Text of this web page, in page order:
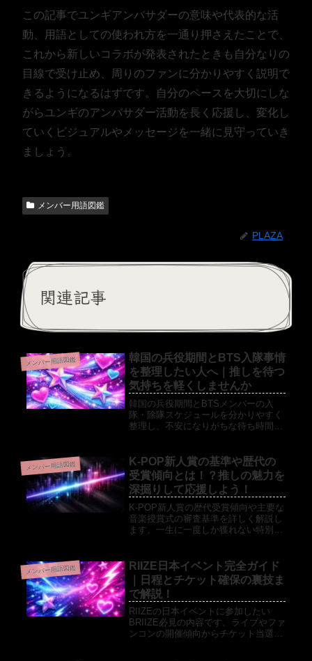
この記事でユンギアンバサダーの意味や代表的な活
動、用語としての使われ方を一通り押さえたことで、
これから新しいコラボが発表されたときも自分なりの
目線で受け止め、周りのファンに分かりやすく説明で
きるようになるはずです。自分のペースを大切にしな
がらユンギのアンバサダー活動を長く応援し、変化し
ていくビジュアルやメッセージを一緒に見守っていき
ましょう。
メンバー用語図鑑
PLAZA
関連記事
メンバー用語図鑑
韓国の兵役期間とBTS入隊事情
を整理したい人へ｜推しを待つ
気持ちを軽くしませんか
韓国の兵役期間とBTSメンバーの入
隊・除隊スケジュールを分かりやすく
整理し、不安になりがちな待ち時間を
容、ファンが心穏やかに推しを待つコ
ツまでまとめました。初めて韓国の兵
役を調べる人にも読みやすい構成で
す。
メンバー用語図鑑
K-POP新人賞の基準や歴代の
受賞傾向とは！？推しの魅力を
深掘りして応援しよう！
K-POP新人賞の歴代受賞傾向や主要な
音楽授賞式の審査基準を詳しく解説し
ます。一生に一度しか獲れない特別な
やアルバム売上の重要性からファンの
応援方法まで網羅しているのでK-POP
をもっと楽しみたい方はぜひチェック
してください。
メンバー用語図鑑
RIIZE日本イベント完全ガイド
｜日程とチケット確保の裏技ま
で解説！
RIIZEの日本イベントに参加したい
BRIIZE必見の内容です。ライブやファ
ンコンの開催傾向からチケット当選確